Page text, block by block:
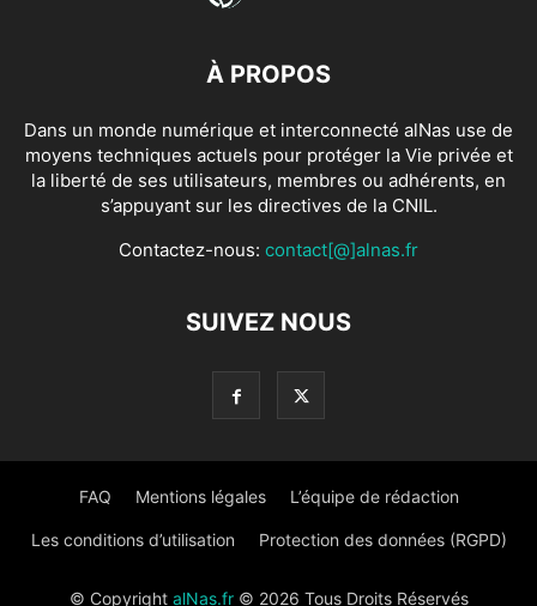
À PROPOS
Dans un monde numérique et interconnecté alNas use de
moyens techniques actuels pour protéger la Vie privée et
la liberté de ses utilisateurs, membres ou adhérents, en
s’appuyant sur les directives de la CNIL.
Contactez-nous: contact[@]alnas.fr
SUIVEZ NOUS
FAQ Mentions légales L’équipe de rédaction
Les conditions d’utilisation Protection des données (RGPD)
© Copyright alNas.fr© 2026 Tous Droits Réservés